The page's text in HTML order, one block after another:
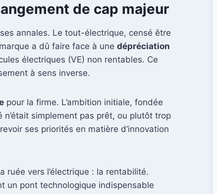
de cap majeur
annales. Le tout-électrique, censé être
a dû faire face à une dépréciation
électriques (VE) non rentables. Ce
à sens inverse.
pour la firme. L’ambition initiale, fondée
simplement pas prêt, ou plutôt trop
ses priorités en matière d’innovation
ruée vers l’électrique : la rentabilité.
un pont technologique indispensable